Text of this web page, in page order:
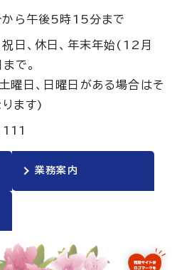
ら午後5時15分まで
祝日、休日、年末年始(12月
で。
曜日、日曜日がある場合はそ
ます)
業務案内